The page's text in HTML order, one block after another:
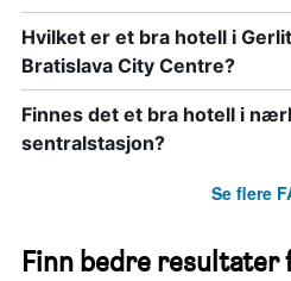
Hvilket er et bra hotell i
Bratislava City Centre?
Finnes det et bra hotell i
sentralstasjon?
Se flere
Finn bedre